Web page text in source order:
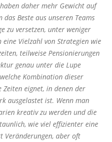
daher mehr Gewicht auf
Beste aus unseren Teams
zu versetzen, unter weniger
eine Vielzahl von Strategien wie
teilweise Pensionierungen
genau unter die Lupe
Kombination dieser
eignet, in denen der
ausgelastet ist. Wenn man
kreativ zu werden und die
wie viel effizienter eine
Veränderungen, aber oft